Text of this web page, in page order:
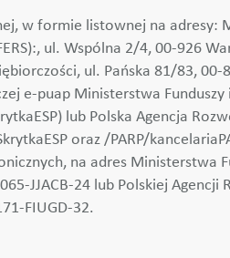
w formie listownej na adresy:
ul. Wspólna 2/4, 00-926
ul. Pańska 81/83, 00-
e-puap Ministerstwa
lub Polska Agencja
oraz /PARP/
na adres Ministerstwa
JJACB-24 lub Polskiej Agencji
FIUGD-32.